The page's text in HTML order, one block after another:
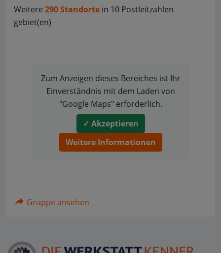
Weitere 290 Standorte in 10 Postleitzahlen
gebiet(en)
Zum Anzeigen dieses Bereiches ist Ihr
Einverständnis mit dem Laden von
"Google Maps" erforderlich.
✓ Akzeptieren
Weitere Informationen
Gruppe ansehen